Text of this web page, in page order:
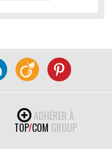
ADHÉRER À
TOP/COM GROUP